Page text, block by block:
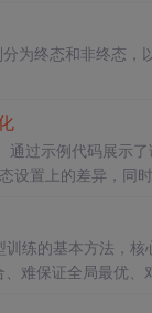
为终态和非终态
通过示例代码展示
置上的差异，同
练的基本方法，核
难保证全局最优、